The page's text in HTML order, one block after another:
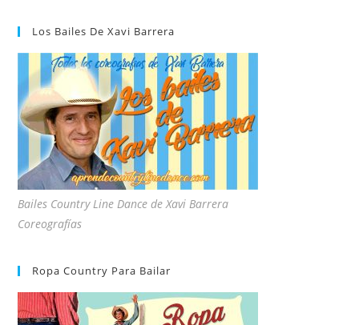
Los Bailes De Xavi Barrera
Bailes Country Line Dance de Xavi Barrera
Coreografías
Ropa Country Para Bailar